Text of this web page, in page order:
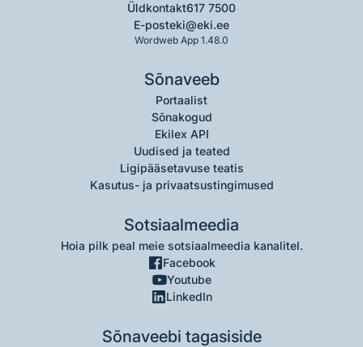
Üldkontakt617 7500
E-posteki@eki.ee
Wordweb App 1.48.0
Sõnaveeb
Portaalist
Sõnakogud
Ekilex API
Uudised ja teated
Ligipääsetavuse teatis
Kasutus- ja privaatsustingimused
Sotsiaalmeedia
Hoia pilk peal meie sotsiaalmeedia kanalitel.
Facebook
Youtube
LinkedIn
Sõnaveebi tagasiside